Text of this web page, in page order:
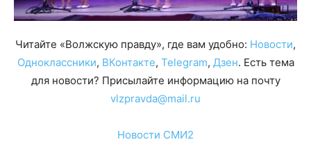
Читайте «Волжскую правду», где вам удобно: Новости,
Одноклассники, ВКонтакте, Telegram, Дзен. Есть тема
для новости? Присылайте информацию на почту
vlzpravda@mail.ru
Новости СМИ2